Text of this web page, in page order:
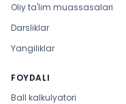
Oliy ta'lim muassasalari
Darsliklar
Yangiliklar
FOYDALI
Ball kalkulyatori